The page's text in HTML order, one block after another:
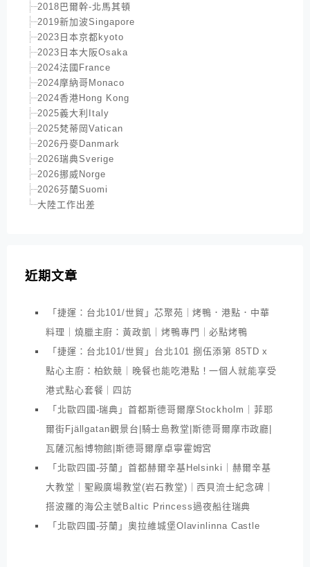
2018巴爾幹-北馬其頓
2019新加波Singapore
2023日本京都kyoto
2023日本大阪Osaka
2024法國France
2024摩納哥Monaco
2024香港Hong Kong
2025義大利Italy
2025梵蒂岡Vatican
2026丹麥Danmark
2026瑞典Sverige
2026挪威Norge
2026芬蘭Suomi
大陸工作出差
近期文章
「捷運：台北101/世貿」芯聚苑｜烤鴨．港點．中華
料理｜燒臘主廚：黃政凱｜烤鴨專門｜必點烤鴨
「捷運：台北101/世貿」台北101 捌伍添第 85TD x
點心主廚：柏欽競｜晚餐也能吃港點！一個人就能享受
港式點心套餐｜四訪
「北歐四國-瑞典」首都斯德哥爾摩Stockholm｜菲耶
爾街Fjällgatan觀景台|騎士島教堂|斯德哥爾摩市政廳|
瓦薩沉船博物館|斯德哥爾摩卓寧霍姆宮
「北歐四國-芬蘭」首都赫爾辛基Helsinki｜赫爾辛基
大教堂｜聖殿廣場教堂(岩石教堂)｜西貝流士紀念碑｜
搭波羅的海公主號Baltic Princess過夜船往瑞典
「北歐四國-芬蘭」奧拉維城堡Olavinlinna Castle